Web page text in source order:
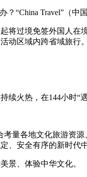
“China Travel”（中
将过境免签外国人
动区域内跨省域旅行。
续火热，在144小时
考量各地文化旅游资
、安全有序的新时代
景、体验中华文化。